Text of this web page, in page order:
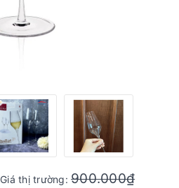
Giá thị trường:900.000₫